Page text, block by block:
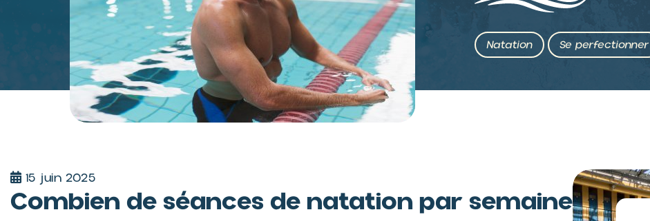
Natation Se perfectionner
15 juin 2025
Combien de séances de natation par semaine